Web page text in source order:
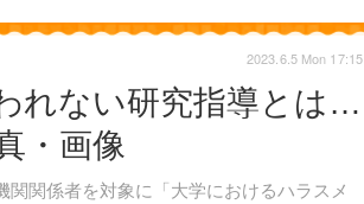
れない研究指導とは…
・画像
関係者を対象に「大学におけるハラスメ
2023.6.5 Mon 17:15